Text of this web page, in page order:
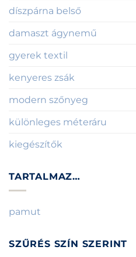
díszpárna belső
damaszt ágynemű
gyerek textil
kenyeres zsák
modern szőnyeg
különleges méteráru
kiegészítők
TARTALMAZ…
pamut
SZŰRÉS SZÍN SZERINT